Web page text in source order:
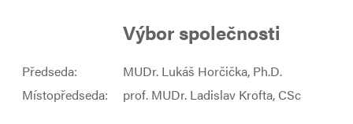
Výbor společnosti
Předseda:
MUDr. Lukáš Horčička, Ph.D.
Místopředseda:
prof. MUDr. Ladislav Krofta, CSc